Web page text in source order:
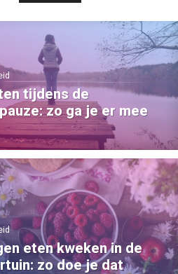
tijdens de
zo ga je er mee
eten kweken in de
zo doe je dat